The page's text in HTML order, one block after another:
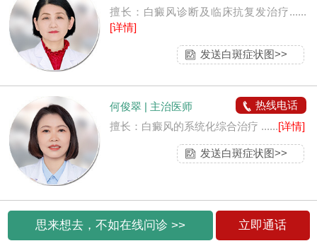
擅长：白癜风诊断及临床抗复发治疗......
[详情]
发送白斑症状图>>
何俊翠 | 主治医师
热线电话
擅长：白癜风的系统化综合治疗 ......[详情]
发送白斑症状图>>
思来想去，不如在线问诊 >> 立即通话